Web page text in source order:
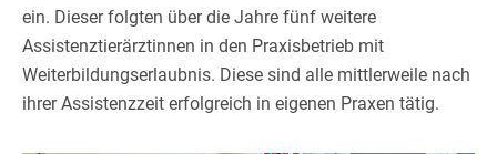
ein. Dieser folgten über die Jahre fünf weitere
Assistenztierärztinnen in den Praxisbetrieb mit
Weiterbildungserlaubnis. Diese sind alle mittlerweile nach
ihrer Assistenzzeit erfolgreich in eigenen Praxen tätig.